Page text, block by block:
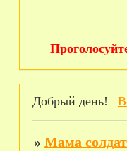
Добрый день!
» Мама